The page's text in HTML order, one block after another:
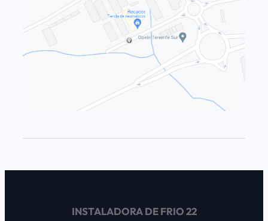
INSTALADORA DE FRIO 22